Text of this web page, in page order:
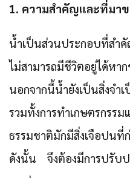
1. ความสำคัญและที่มา
น้ำเป็นส่วนประกอบที่สำ
ไม่สามารถมีชีวิตอยู่ไ
นอกจากนี้น้ำยังเป็นสิ่งจำ
รวมทั้งการทำเกษตรกร
ธรรมชาติมักมีสิ่งเจือปนที่
ดังนั้น จึงต้องมีการปรับป